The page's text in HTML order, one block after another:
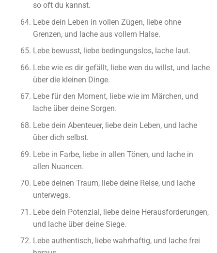
so oft du kannst.
Lebe dein Leben in vollen Zügen, liebe ohne
Grenzen, und lache aus vollem Halse.
Lebe bewusst, liebe bedingungslos, lache laut.
Lebe wie es dir gefällt, liebe wen du willst, und lache
über die kleinen Dinge.
Lebe für den Moment, liebe wie im Märchen, und
lache über deine Sorgen.
Lebe dein Abenteuer, liebe dein Leben, und lache
über dich selbst.
Lebe in Farbe, liebe in allen Tönen, und lache in
allen Nuancen.
Lebe deinen Traum, liebe deine Reise, und lache
unterwegs.
Lebe dein Potenzial, liebe deine Herausforderungen,
und lache über deine Siege.
Lebe authentisch, liebe wahrhaftig, und lache frei